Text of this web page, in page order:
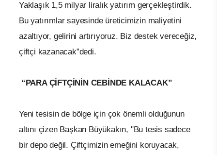
Yaklaşık 1,5 milyar liralık yatırım gerçekleştirdik.
Bu yatırımlar sayesinde üreticimizin maliyetini
azaltıyor, gelirini artırıyoruz. Biz destek vereceğiz,
çiftçi kazanacak”dedi.
“PARA ÇİFTÇİNİN CEBİNDE KALACAK”
Yeni tesisin de bölge için çok önemli olduğunun
altını çizen Başkan Büyükakın, "Bu tesis sadece
bir depo değil. Çiftçimizin emeğini koruyacak,